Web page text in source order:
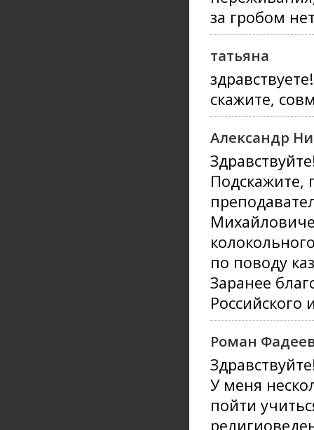
за гробом
татьяна
скажите,
Александр
Подскажите,
по поводу
Заранее
Российского
Роман
У меня
пойти